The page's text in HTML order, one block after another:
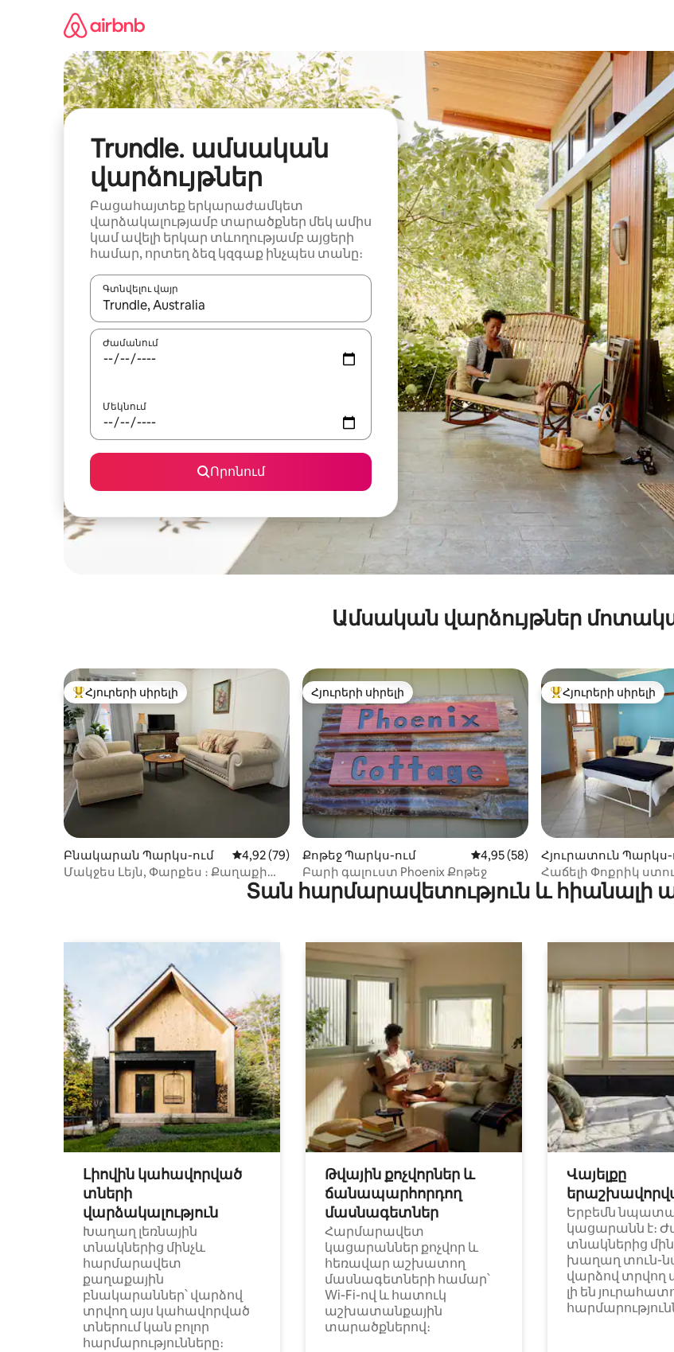
բովանդակությանը
Trundle․ ամսական
վարձույթներ
Բացահայտեք երկարաժամկետ
վարձակալությամբ տարածքներ մեկ ամիս
կամ ավելի երկար տևողությամբ այցերի
համար, որտեղ ձեզ կզգաք ինչպես տանը։
Գտնվելու վայր
Երբ արդյունքները հասանելի լինեն, սլաքների ստեղներով նավարկեք վեր և վար կամ
Ժամանում
Մեկնում
Որոնում
Ամսական վարձույթներ
Հյուրերի սիրելի լավագույն տները
Հյուրերի սիրելի
Բնակարան Պարկս-ում Միջին վարկանիշը՝ 5-ից 4,92, 79 կարծիք
4,92 (79)
Մակջես Լեյն, Փարքես ։ Քաղաքի
Հյուրերի սիրելի
Հյուրերի սիրելի
Քոթեջ Պարկս-ում Միջին վարկանիշը՝ 5-ից 4,95,
4,95 (58)
Բարի գալուստ Phoenix Քոթեջ
Հյուրերի սիրելի
Հյուրերի սիրելի
Հյուրատուն Պարկս-
Հաճելի Փոքրիկ
Տան հարմարավետություն և հիանալի
Լիովին կահավորված
տների
վարձակալություն
Խաղաղ լեռնային
տնակներից մինչև
հարմարավետ
քաղաքային
բնակարաններ՝ վարձով
տրվող այս կահավորված
տներում կան բոլոր
հարմարությունները։
Թվային քոչվորներ և
ճանապարհորդող
մասնագետներ
Հարմարավետ
կացարաններ քոչվոր և
հեռավար աշխատող
մասնագետների համար՝
Wi-Fi-ով և հատուկ
աշխատանքային
տարածքներով։
Վայելքը
Երբեմն
կացարանն է։
տնակներից
խաղաղ տուն-
վարձով տրվող
լի են